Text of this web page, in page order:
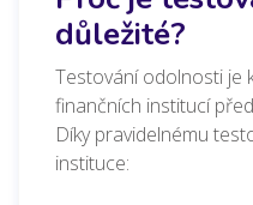
důležité?
Testování odolnosti je
finančních institucí
Díky pravidelnému
instituce: